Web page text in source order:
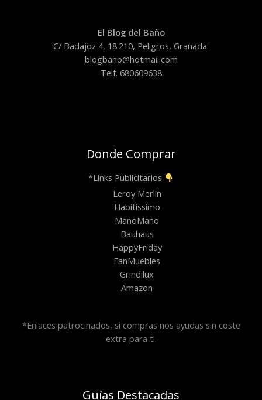
El Blog del Baño
C/ Badajoz 4, 18.210, Peligros, Granada.
blogbano@hotmail.com
Telf. 680609638
Donde Comprar
*Links Publicitarios
Leroy Merlin
Habitissimo
ManoMano
Bauhaus
HappyFriday
FanMuebles
Grindilux
Amazon
*Enlaces patrocinados, si compras nos ayudas sin coste
extra para ti.
Guías Destacadas